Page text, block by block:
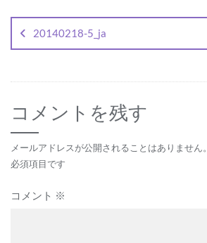
稿
ナ
ビ
ゲ
ー
シ
ョ
ン
20140218-5_ja
コメントを残す
メールアドレスが公開されることはありません。
必須項目です
コメント ※